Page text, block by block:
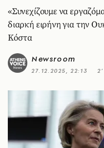
«Συνεχίζουμε να
διαρκή ειρήνη για την
Κόστα
Newsroom
27.12.2025, 22:13